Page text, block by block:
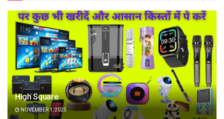
High Square
NOVEMBER 1, 2025